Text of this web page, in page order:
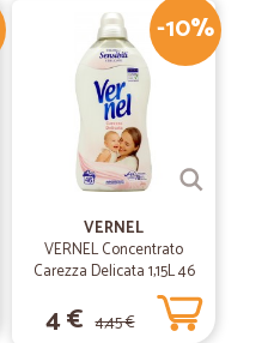
-10%
VERNEL
VERNEL Concentrato
Carezza Delicata 1,15L 46
4 € 4,45 €